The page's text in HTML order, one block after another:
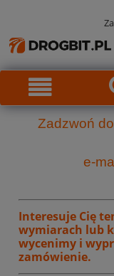
Zadzwoń
e-
Interesuje Cię
wymiarach lub
wycenimy i
zamówienie.